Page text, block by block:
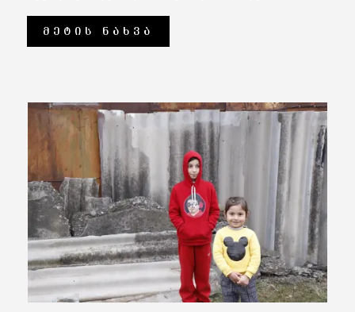
ᲛᲔᲢᲘᲡ ᲜᲐᲮᲕᲐ